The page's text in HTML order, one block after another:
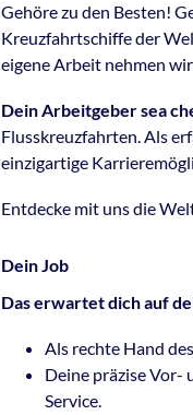
Gehöre zu den Besten!
Kreuzfahrtschiffe der
eigene Arbeit nehmen
Dein Arbeitgeber sea
Flusskreuzfahrten. Als
einzigartige
Entdecke mit uns die
Dein Job
Das erwartet dich auf
Als rechte Hand
Deine präzise Vor-
Service.